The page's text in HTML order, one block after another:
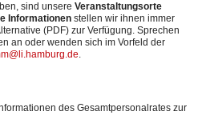
sind unsere Veranstaltungsorte
Informationen stellen wir ihnen immer
(PDF) zur Verfügung. Sprechen
an oder wenden sich im Vorfeld der
.
des Gesamtpersonalrates zur